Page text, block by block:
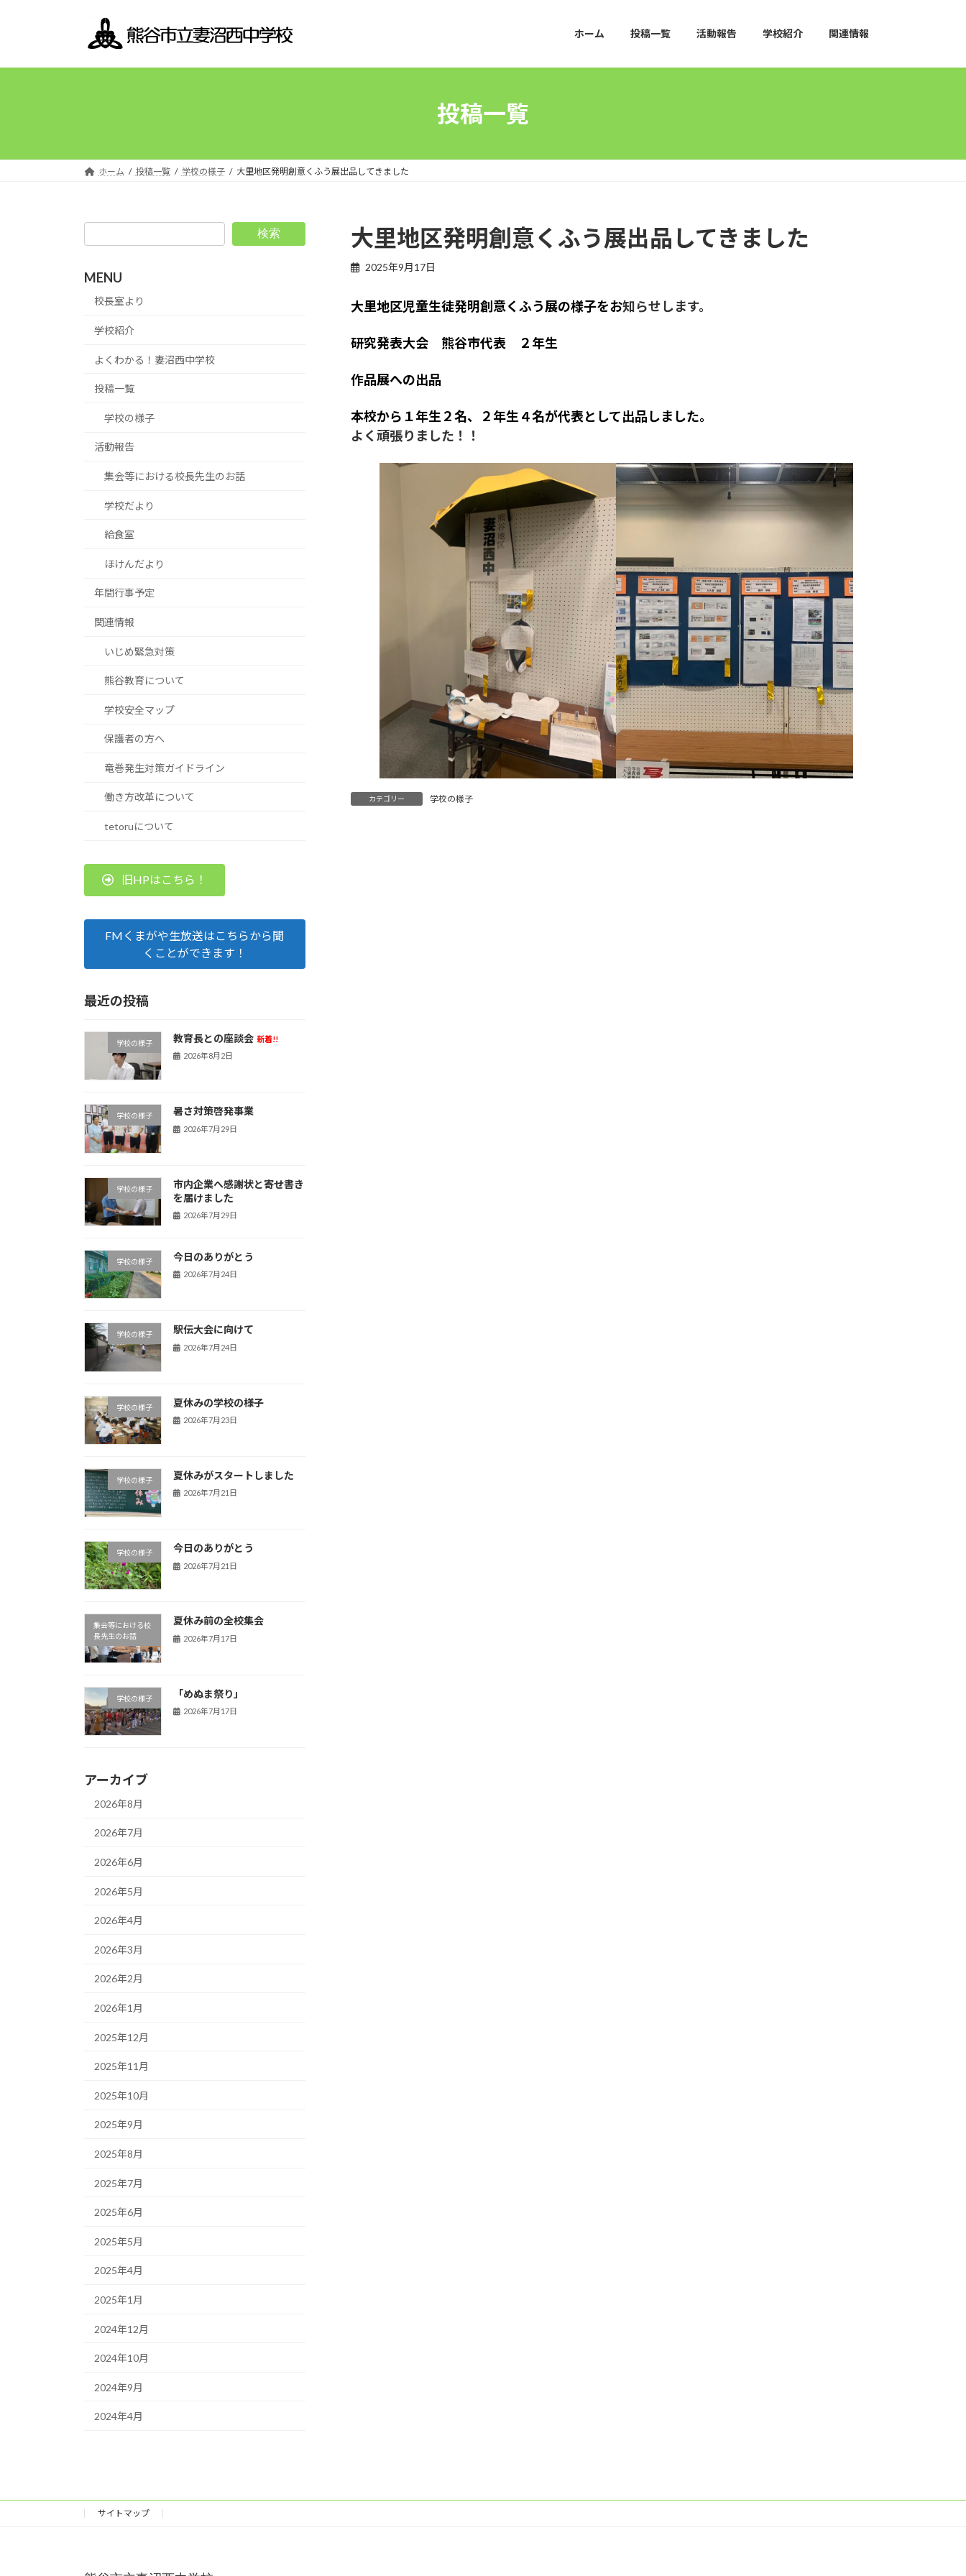
プ
動
ホーム 投稿一覧 活動報告 学校紹介 関連情報
投稿一覧
ホーム 投稿一覧 学校の様子 大里地区発明創意くふう展出品してきました
大里地区発明創意くふう展出品してきました
2025年9月17日
大里地区児童生徒発明創意くふう展の様子をお知らせします。
研究発表大会 熊谷市代表 ２年生
作品展への出品
本校から１年生２名、２年生４名が代表として出品しました。
よく頑張りました！！
カテゴリー 学校の様子
検索
MENU
校長室より
学校紹介
よくわかる！妻沼西中学校
投稿一覧
学校の様子
活動報告
集会等における校長先生のお話
学校だより
給食室
ほけんだより
年間行事予定
関連情報
いじめ緊急対策
熊谷教育について
学校安全マップ
保護者の方へ
竜巻発生対策ガイドライン
働き方改革について
tetoruについて
旧HPはこちら！
FMくまがや生放送はこちらから聞
くことができます！
最近の投稿
学校の様子 教育長との座談会 新着!!
2026年8月2日
学校の様子 暑さ対策啓発事業
2026年7月29日
学校の様子
市内企業へ感謝状と寄せ書き
を届けました
2026年7月29日
学校の様子 今日のありがとう
2026年7月24日
学校の様子 駅伝大会に向けて
2026年7月24日
学校の様子 夏休みの学校の様子
2026年7月23日
学校の様子 夏休みがスタートしました
2026年7月21日
学校の様子 今日のありがとう
2026年7月21日
集会等における校
長先生のお話
夏休み前の全校集会
2026年7月17日
学校の様子 「めぬま祭り」
2026年7月17日
アーカイブ
2026年8月
2026年7月
2026年6月
2026年5月
2026年4月
2026年3月
2026年2月
2026年1月
2025年12月
2025年11月
2025年10月
2025年9月
2025年8月
2025年7月
2025年6月
2025年5月
2025年4月
2025年1月
2024年12月
2024年10月
2024年9月
2024年4月
サイトマップ